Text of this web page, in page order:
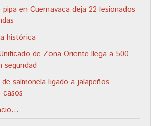
en Cuernavaca deja 22 lesionados
histórica
de Zona Oriente llega a 500
seguridad
salmonela ligado a jalapeños
casos